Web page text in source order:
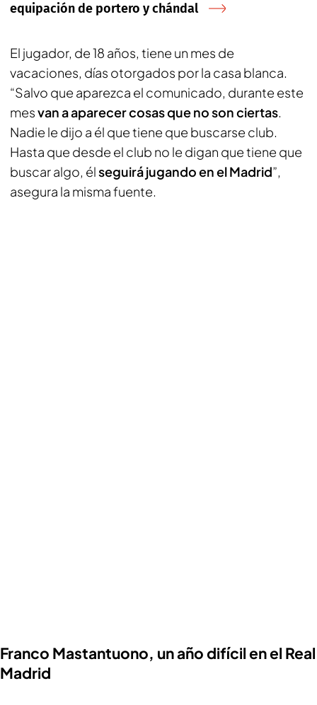
equipación de portero y chándal
El jugador, de 18 años, tiene un mes de
vacaciones, días otorgados por la casa blanca.
“Salvo que aparezca el comunicado, durante este
mesvan a aparecer cosas que no son ciertas.
Nadie le dijo a él que tiene que buscarse club.
Hasta que desde el club no le digan que tiene que
buscar algo, élseguirá jugando en el Madrid”,
asegura la misma fuente.
Franco Mastantuono, un año difícil en el Real
Madrid